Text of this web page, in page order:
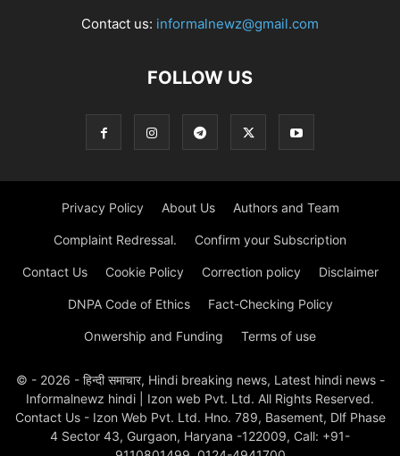
Contact us: informalnewz@gmail.com
FOLLOW US
Privacy Policy About Us Authors and Team
Complaint Redressal. Confirm your Subscription
Contact Us Cookie Policy Correction policy Disclaimer
DNPA Code of Ethics Fact-Checking Policy
Onwership and Funding Terms of use
© - 2026 - हिन्दी समाचार, Hindi breaking news, Latest hindi news -
Informalnewz hindi | Izon web Pvt. Ltd. All Rights Reserved.
Contact Us - Izon Web Pvt. Ltd. Hno. 789, Basement, Dlf Phase
4 Sector 43, Gurgaon, Haryana -122009, Call: +91-